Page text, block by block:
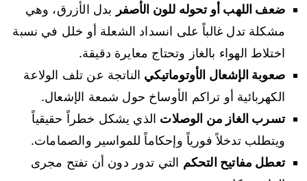
ضعف اللهب أو تحوله للون الأصفر بدل الأزرق، وهي
مشكلة تدل غالباً على انسداد الشعلة أو خلل في نسبة
اختلاط الهواء بالغاز وتحتاج معايرة دقيقة.
صعوبة الإشعال الأوتوماتيكي الناتجة عن تلف الولاعة
الكهربائية أو تراكم الأوساخ حول شمعة الإشعال.
تسرب الغاز من الوصلات الذي يشكل خطراً حقيقياً
ويتطلب تدخلاً فورياً وإحكاماً للمواسير والصمامات.
تعطل مفاتيح التحكم التي تدور دون أن تفتح مجرى